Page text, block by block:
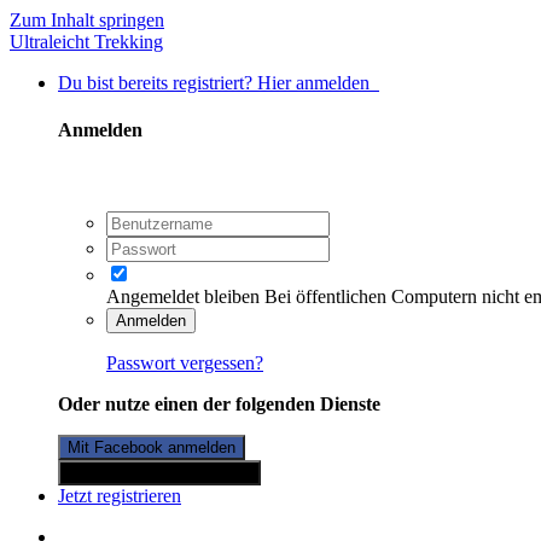
Zum Inhalt springen
Ultraleicht Trekking
Du bist bereits registriert? Hier anmelden
Anmelden
Angemeldet bleiben Bei öffentlichen Computern nicht
Anmelden
Passwort vergessen?
Oder nutze einen der folgenden Dienste
Mit Facebook anmelden
Jetzt registrieren